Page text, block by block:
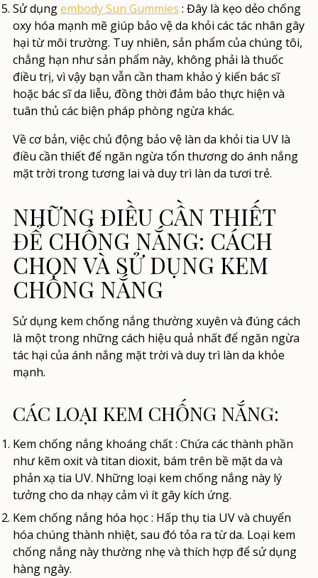
Sử dụngembody Sun Gummies : Đây là kẹo dẻo chống
oxy hóa mạnh mẽ giúp bảo vệ da khỏi các tác nhân gây
hại từ môi trường. Tuy nhiên, sản phẩm của chúng tôi,
chẳng hạn như sản phẩm này, không phải là thuốc
điều trị, vì vậy bạn vẫn cần tham khảo ý kiến bác sĩ
hoặc bác sĩ da liễu, đồng thời đảm bảo thực hiện và
tuân thủ các biện pháp phòng ngừa khác.
Về cơ bản, việc chủ động bảo vệ làn da khỏi tia UV là
điều cần thiết để ngăn ngừa tổn thương do ánh nắng
mặt trời trong tương lai và duy trì làn da tươi trẻ.
NHỮNG ĐIỀU CẦN THIẾT
ĐỂ CHỐNG NẮNG: CÁCH
CHỌN VÀ SỬ DỤNG KEM
CHỐNG NẮNG
Sử dụng kem chống nắng thường xuyên và đúng cách
là một trong những cách hiệu quả nhất để ngăn ngừa
tác hại của ánh nắng mặt trời và duy trì làn da khỏe
mạnh.
CÁC LOẠI KEM CHỐNG NẮNG:
Kem chống nắng khoáng chất: Chứa các thành phần
như kẽm oxit và titan dioxit, bám trên bề mặt da và
phản xạ tia UV. Những loại kem chống nắng này lý
tưởng cho da nhạy cảm vì ít gây kích ứng.
Kem chống nắng hóa học: Hấp thụ tia UV và chuyển
hóa chúng thành nhiệt, sau đó tỏa ra từ da. Loại kem
chống nắng này thường nhẹ và thích hợp để sử dụng
hàng ngày.